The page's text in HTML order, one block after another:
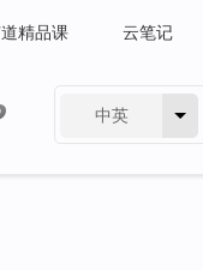
精品课 云笔记
中英